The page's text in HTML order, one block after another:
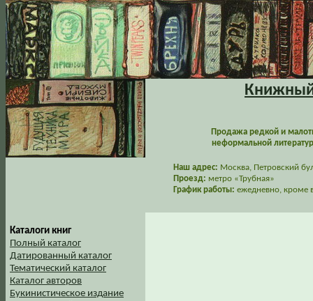
Книжный
Продажа редкой и
неформальной
Наш адрес: Москва, Петровский
Проезд: метро «Трубная»
График работы: ежедневно, кроме
Каталоги книг
Полный каталог
Датированный каталог
Тематический каталог
Каталог авторов
Букинистическое издание